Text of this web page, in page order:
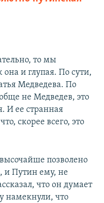
то мы
и глупая. По сути,
Медведева. По
не Медведев, это
И ее странная
скорее всего, это
позволено
и Путин ему, не
что он думает
намекнули, что